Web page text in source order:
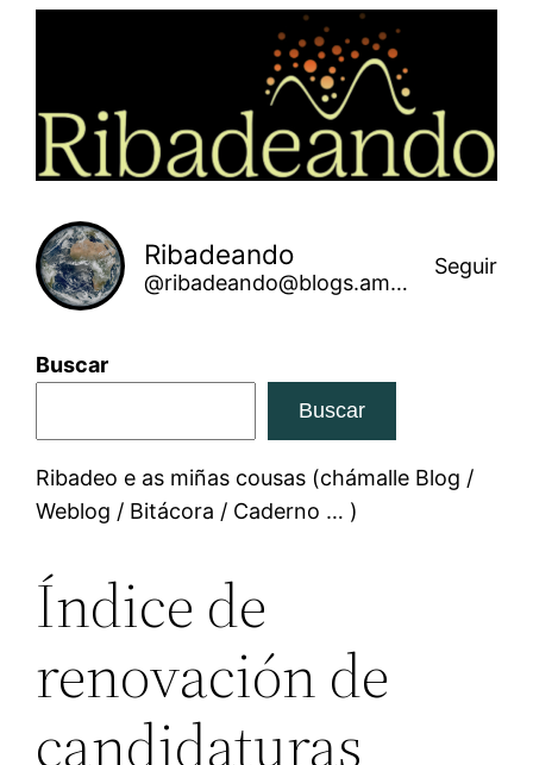
Ribadeando
@ribadeando@blogs.amarinha.gal
Seguir
Buscar
Buscar
Ribadeo e as miñas cousas (chámalle Blog /
Weblog / Bitácora / Caderno … )
Índice de
renovación de
candidaturas